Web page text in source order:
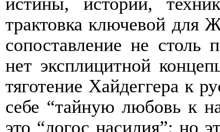
трактовка ключевой для
сопоставление не столь
нет эксплицитной
тяготение Хайдеггера к
себе “тайную любовь к
это “логос насилия”; но